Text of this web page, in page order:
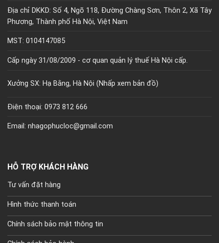
Địa chỉ DKKD: Số 4, Ngõ 118, Đường Chàng Sơn, Thôn 2, Xã Tây
Phương, Thành phố Hà Nội, Việt Nam
MST: 0104147085
Cấp ngày 31/08/2009 - cơ quan quản lý thuế Hà Nội cấp.
Xưởng SX: Hạ Bằng, Hà Nội (Nhấp xem bản đồ)
Điện thoại: 0973 812 666
Email: nhagophucloc@gmail.com
HỖ TRỢ KHÁCH HÀNG
Tư vấn đặt hàng
Hình thức thanh toán
Chính sách bảo mật thông tin